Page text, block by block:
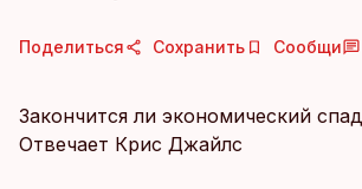
Поделиться Сохранить Сообщи
Закончится ли экономический
Отвечает Крис Джайлс